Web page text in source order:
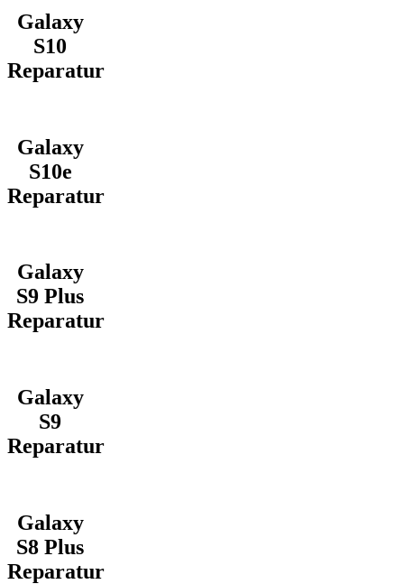
Galaxy
S10
Reparatur
Galaxy
S10e
Reparatur
Galaxy
S9 Plus
Reparatur
Galaxy
S9
Reparatur
Galaxy
S8 Plus
Reparatur